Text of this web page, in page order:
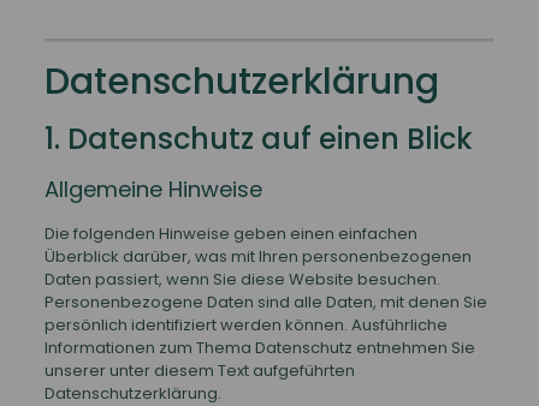
Datenschutz­erklärung
1. Datenschutz auf einen Blick
Allgemeine Hinweise
Die folgenden Hinweise geben einen einfachen
Überblick darüber, was mit Ihren personenbezogenen
Daten passiert, wenn Sie diese Website besuchen.
Personenbezogene Daten sind alle Daten, mit denen Sie
persönlich identifiziert werden können. Ausführliche
Informationen zum Thema Datenschutz entnehmen Sie
unserer unter diesem Text aufgeführten
Datenschutzerklärung.